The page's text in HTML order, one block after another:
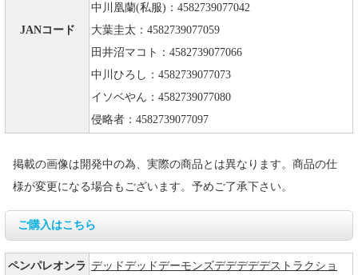
JANコード
中川凰蘭(私服)：4582739077042
大葉圭太：4582739077059
田井沼マコト：4582739077066
中川ひろし：4582739077073
イソベやん：4582739077080
侵略者：4582739077097
掲載の画像は開発中の為、実際の商品とは異なります。商品の仕
様が変更になる場合もございます。予めご了承下さい。
ご購入はこちら
ペンパレオンラ デッドデッドデーモンズデデデデデストラクショ